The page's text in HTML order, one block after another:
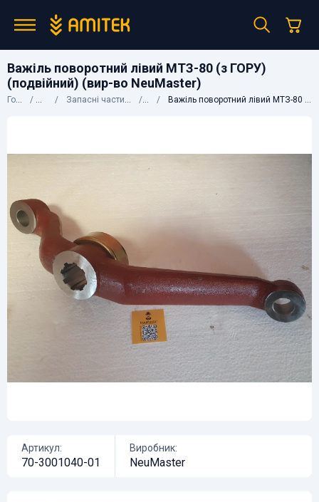
Важіль поворотний лівий МТЗ-80 (з ГОРУ)
(подвійний) (вир-во NeuMaster)
Головна КаталогЗапасні частини до сільгосптехніки МТЗ Важіль поворотний лівий МТЗ-80 (з ГОРУ) (подвійний) (вир-во NeuMaster)
Артикул:
70-3001040-01
Виробник:
NeuMaster